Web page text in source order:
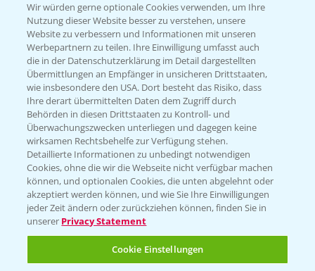
Hilfe in Notfällen
T.+49 (0)214/30-20220
Folgen Sie uns
Wir würden gerne optionale Cookies verwenden, um Ihre
Nutzung dieser Website besser zu verstehen, unsere
Website zu verbessern und Informationen mit unseren
Werbepartnern zu teilen. Ihre Einwilligung umfasst auch
die in der Datenschutzerklärung im Detail dargestellten
Übermittlungen an Empfänger in unsicheren Drittstaaten,
wie insbesondere den USA. Dort besteht das Risiko, dass
Ihre derart übermittelten Daten dem Zugriff durch
Behörden in diesen Drittstaaten zu Kontroll- und
Überwachungszwecken unterliegen und dagegen keine
wirksamen Rechtsbehelfe zur Verfügung stehen.
Detaillierte Informationen zu unbedingt notwendigen
Cookies, ohne die wir die Webseite nicht verfügbar machen
können, und optionalen Cookies, die unten abgelehnt oder
akzeptiert werden können, und wie Sie Ihre Einwilligungen
jeder Zeit ändern oder zurückziehen können, finden Sie in
unserer Privacy Statement
Cookie Einstellungen